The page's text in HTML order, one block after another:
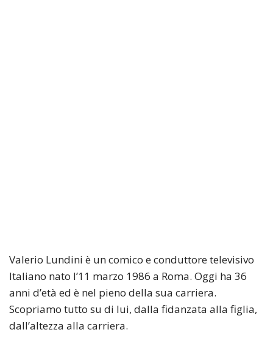
Valerio Lundini è un comico e conduttore televisivo
Italiano nato l’11 marzo 1986 a Roma. Oggi ha 36
anni d’età ed è nel pieno della sua carriera.
Scopriamo tutto su di lui, dalla fidanzata alla figlia,
dall’altezza alla carriera.